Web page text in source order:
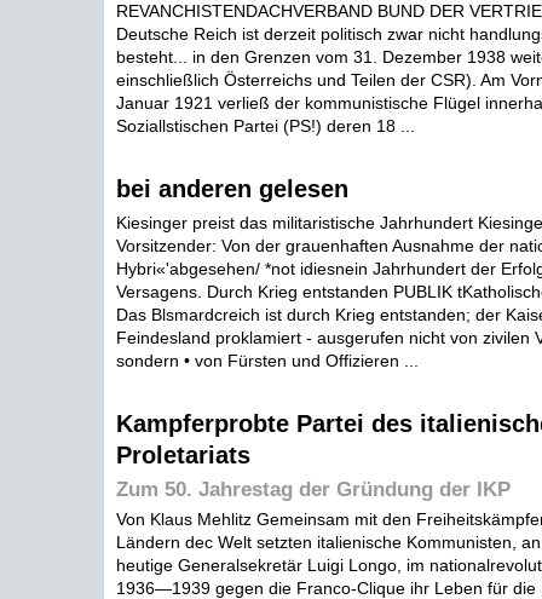
REVANCHISTENDACHVERBAND BUND DER
Deutsche Reich ist derzeit politisch zwar nicht
besteht... in den Grenzen vom 31. Dezember 1938
einschließlich Österreichs und Teilen der CSR). Am
Januar 1921 verließ der kommunistische Flügel
Soziallstischen Partei (PS!) deren 18 ...
bei anderen gelesen
Kiesinger preist das militaristische Jahrhundert
Vorsitzender: Von der grauenhaften Ausnahme der
Hybri«'abgesehen/ *not idiesnein Jahrhundert der
Versagens. Durch Krieg entstanden PUBLIK
Das Blsmardcreich ist durch Krieg entstanden; der
Feindesland proklamiert - ausgerufen nicht von zivilen
sondern • von Fürsten und Offizieren ...
Kampferprobte Partei des
Proletariats
Zum 50. Jahrestag der Gründung der IKP
Von Klaus Mehlitz Gemeinsam mit den
Ländern dec Welt setzten italienische Kommunisten,
heutige Generalsekretär Luigi Longo, im
1936—1939 gegen die Franco-Clique ihr Leben für die